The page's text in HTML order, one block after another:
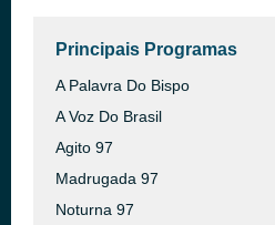
Principais Programas
A Palavra Do Bispo
A Voz Do Brasil
Agito 97
Madrugada 97
Noturna 97